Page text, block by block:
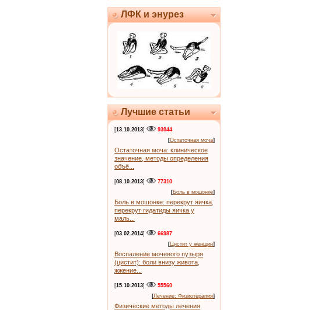
ЛФК и энурез
Лучшие статьи
[13.10.2013]
93044
[Остаточная моча]
Остаточная моча: клиническое
значение, методы определения
объё...
[08.10.2013]
77310
[Боль в мошонке]
Боль в мошонке: перекрут яичка,
перекрут гидатиды яичка у
маль...
[03.02.2014]
66987
[Цистит у женщин]
Воспаление мочевого пузыря
(цистит): боли внизу живота,
жжение...
[15.10.2013]
55560
[Лечение: Физиотерапия]
Физические методы лечения